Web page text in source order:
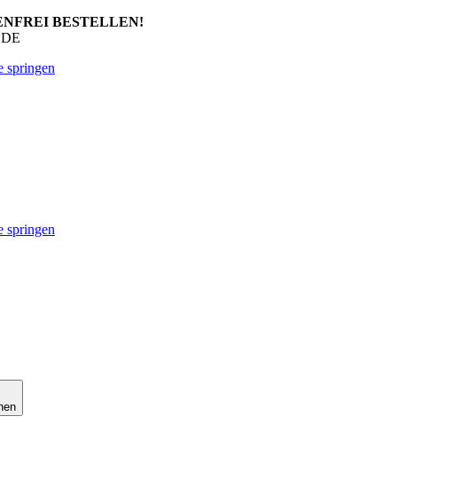
BESTELLEN!
springen
springen